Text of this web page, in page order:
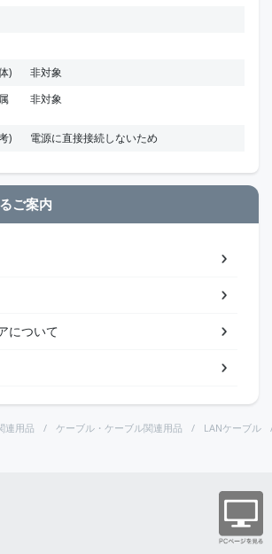
)
非対象
非対象
) 電源に直接接続しないため
ご案内
について
連用品 ケーブル・ケーブル関連用品 LANケーブル